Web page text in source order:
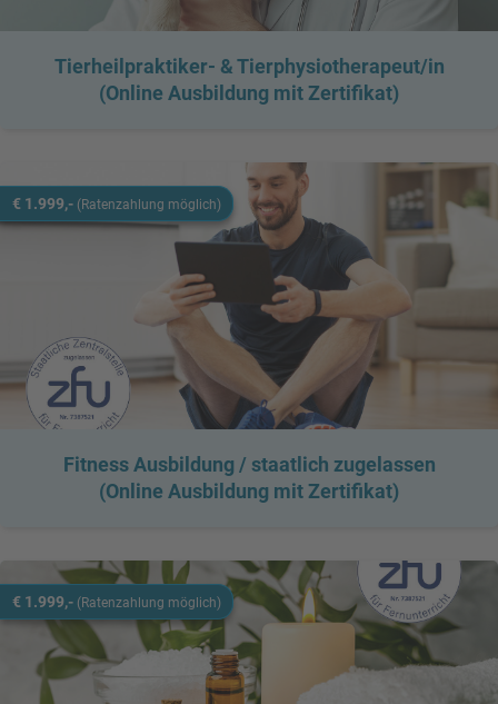
Tierheilpraktiker- & Tierphysiotherapeut/in
(Online Ausbildung mit Zertifikat)
€ 1.999,- (Ratenzahlung möglich)
Fitness Ausbildung / staatlich zugelassen
(Online Ausbildung mit Zertifikat)
€ 1.999,- (Ratenzahlung möglich)